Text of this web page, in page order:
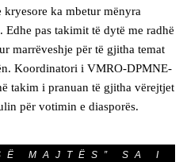
kryesore ka mbetur mënyra
pas takimit të dytë me radhë
marrëveshje për të gjitha temat
Koordinatori i VMRO-DPMNE-
takim i pranuan të gjitha vërejtjet
për votimin e diasporës.
MAJTËS” SA I